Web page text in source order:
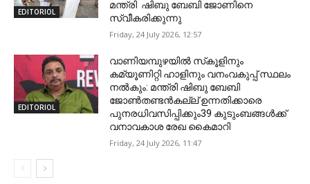
EDITORIOL
മന്ത്രി ഷിബു ബേബി ജോണിനെ
സ്വീകരിക്കുന്നു
Friday, 24 July 2026, 12:57
EDITORIOL
വാണിയമ്പുഴയില്‍ സ്‌കൂളിനും
കമ്യൂണിറ്റി ഹാളിനും വനംവകുപ്പ് സ്ഥലം
നല്‍കും: മന്ത്രി ഷിബു ബേബി
ജോണ്‍തണ്ടന്‍കല്ല് ഉന്നതിക്കാരെ
പുനരധിവസിപ്പിക്കും39 കുടുംബങ്ങള്‍ക്ക്
വനാവകാശ രേഖ കൈമാറി
Friday, 24 July 2026, 11:47